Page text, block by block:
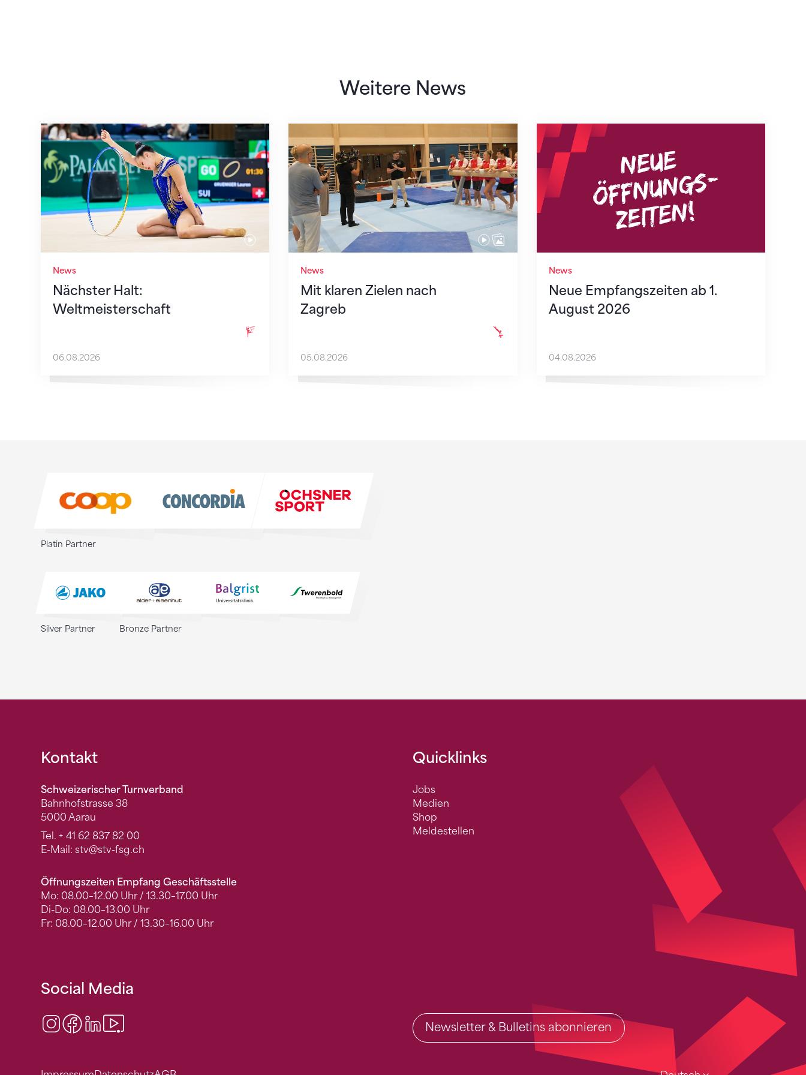
Weitere News
News
Nächster Halt:
Weltmeisterschaft
Nächster Halt: Weltmeisterschaft
06.08.2026
News
Mit klaren Zielen nach
Zagreb
Mit klaren Zielen nach Zagreb
05.08.2026
News
Neue Empfangszeiten ab 1.
August 2026
Neue Empfangszeiten ab 1. August 2026
04.08.2026
Platin Partner
Silver Partner Bronze Partner
Fusszeile
Kontakt
Schweizerischer Turnverband
Bahnhofstrasse 38
5000 Aarau
Tel. + 41 62 837 82 00
E-Mail: stv@stv-fsg.ch
Öffnungszeiten Empfang Geschäftsstelle
Mo: 08.00–12.00 Uhr / 13.30–17.00 Uhr
Di-Do: 08.00–13.00 Uhr
Fr: 08.00–12.00 Uhr / 13.30–16.00 Uhr
Quicklinks
Jobs
Medien
Shop
Meldestellen
Social Media
Instagram
Facebook
LinkedIn Newsletter & Bulletins abonnieren